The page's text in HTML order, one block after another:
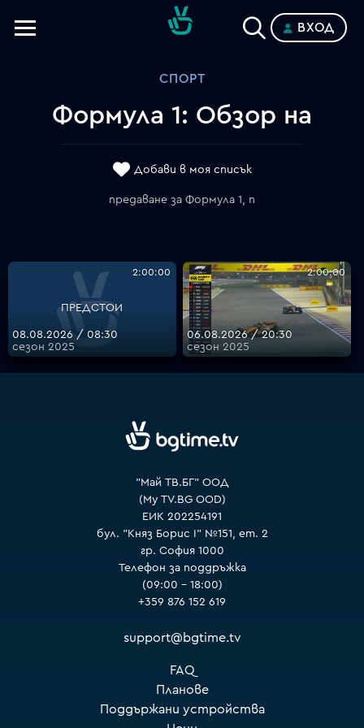
ВХОД
СПОРТ
Формула 1: Обзор на
Добави в моя списък
предаване за Формула 1, n
ПРЕДСТОИ
2:00:00
08.08.2026 / 08:30
сезон 2025
2:00:00
06.08.2026 / 20:30
сезон 2025
"Май ТВ.БГ" ООД
(My TV.BG OOD)
ЕИК 202254191
бул. "Княз Борис I" №151, ет. 2
гр. София 1000
Телефон за поддръжка
(09:00 – 18:00)
+359 876 152 619
support@bgtime.tv
FAQ
Планове
Поддържани устройства